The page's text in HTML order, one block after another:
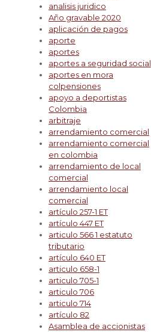
analisis juridico
Año gravable 2020
aplicación de pagos
aporte
aportes
aportes a seguridad social
aportes en mora
colpensiones
apoyo a deportistas
Colombia
arbitraje
arrendamiento comercial
arrendamiento comercial
en colombia
arrendamiento de local
comercial
arrendamiento local
comercial
artículo 257-1 ET
artículo 447 ET
articulo 566 1 estatuto
tributario
artículo 640 ET
articulo 658-1
articulo 705-1
articulo 706
articulo 714
artículo 82
Asamblea de accionistas